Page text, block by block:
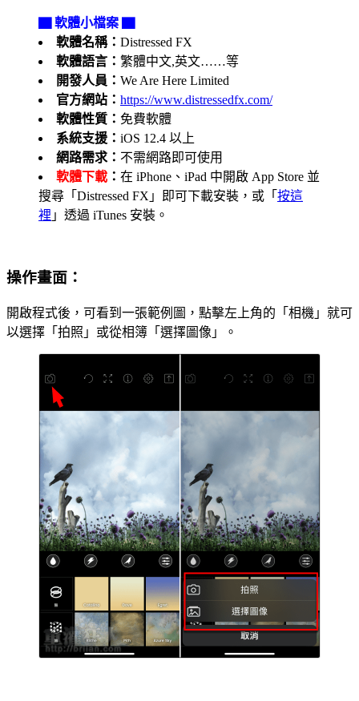
▇ 軟體小檔案 ▇
軟體名稱： Distressed FX
軟體語言： 繁體中文,英文……等
開發人員： We Are Here Limited
官方網站： https://www.distressedfx.com/
軟體性質： 免費軟體
系統支援： iOS 12.4 以上
網路需求： 不需網路即可使用
軟體下載 ： 在 iPhone、iPad 中開啟 App Store 並
搜尋「Distressed FX」即可下載安裝，或「 按這
裡 」透過 iTunes 安裝。
操作畫面：
開啟程式後，可看到一張範例圖，點擊左上角的「相機」就可
以選擇「拍照」或從相簿「選擇圖像」。